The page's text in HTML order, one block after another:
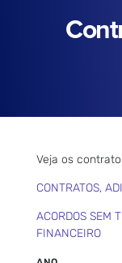
Veja os
CONTRATOS,
ACORDOS SEM
FINANCEIRO